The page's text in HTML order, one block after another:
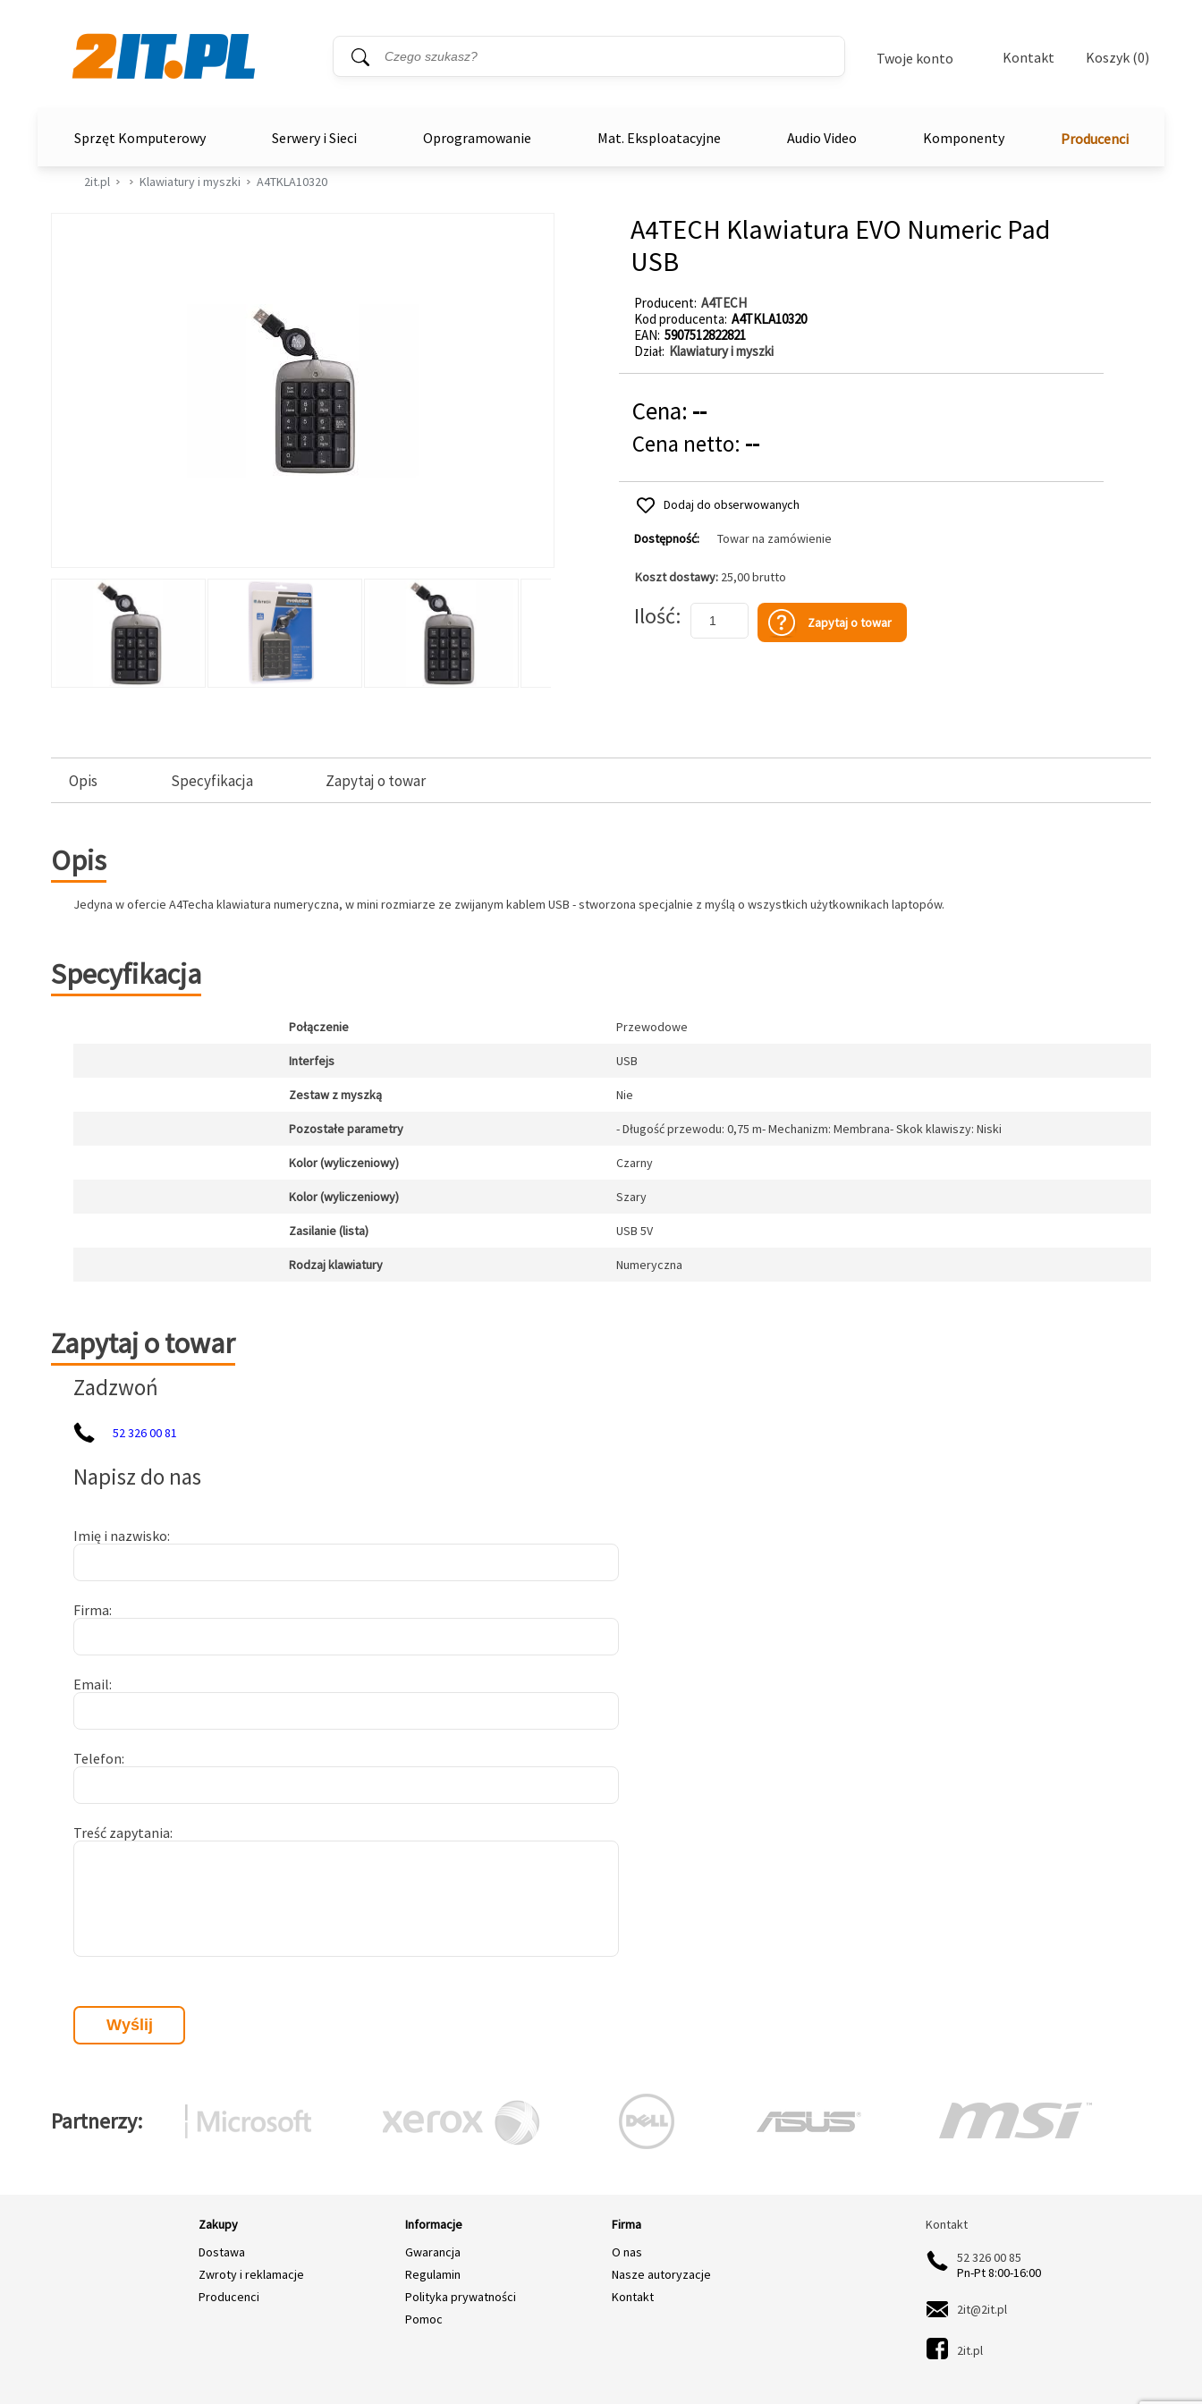
Wyszukiwarka
Słowo kluczowe
Twoje konto Kontakt Koszyk (0)
Sprzęt Komputerowy Serwery i Sieci Oprogramowanie Mat. Eksploatacyjne Audio Video Komponenty Producenci
2it.pl Klawiatury i myszki A4TKLA10320
A4TECH Klawiatura EVO Numeric Pad
USB
Producent A4TECH
Kod producenta A4TKLA10320
EAN 5907512822821
Dział Klawiatury i myszki
Cena: --
Cena netto: --
Dodaj do obserwowanych
Dostępność: Towar na zamówienie
Koszt dostawy: 25,00 brutto
Ilość Zapytaj o towar
Opis Specyfikacja Zapytaj o towar
Opis
Jedyna w ofercie A4Techa klawiatura numeryczna, w mini rozmiarze ze zwijanym kablem USB - stworzona specjalnie z myślą o wszystkich użytkownikach laptopów.
Specyfikacja
Połączenie Przewodowe
Interfejs USB
Zestaw z myszką Nie
Pozostałe parametry - Długość przewodu: 0,75 m- Mechanizm: Membrana- Skok klawiszy: Niski
Kolor (wyliczeniowy) Czarny
Kolor (wyliczeniowy) Szary
Zasilanie (lista) USB 5V
Rodzaj klawiatury Numeryczna
Zapytaj o towar
Zapytaj o towar
Zadzwoń
52 326 00 81
Napisz do nas
Imię i nazwisko
Firma
Email
Telefon
Treść zapytania
Partnerzy
Zakupy
Dostawa
Zwroty i reklamacje
Producenci
Informacje
Gwarancja
Regulamin
Polityka prywatności
Pomoc
Firma
O nas
Nasze autoryzacje
Kontakt
Kontakt
Kontakt
52 326 00 85
Pn-Pt 8:00-16:00
2it@2it.pl
2it.pl